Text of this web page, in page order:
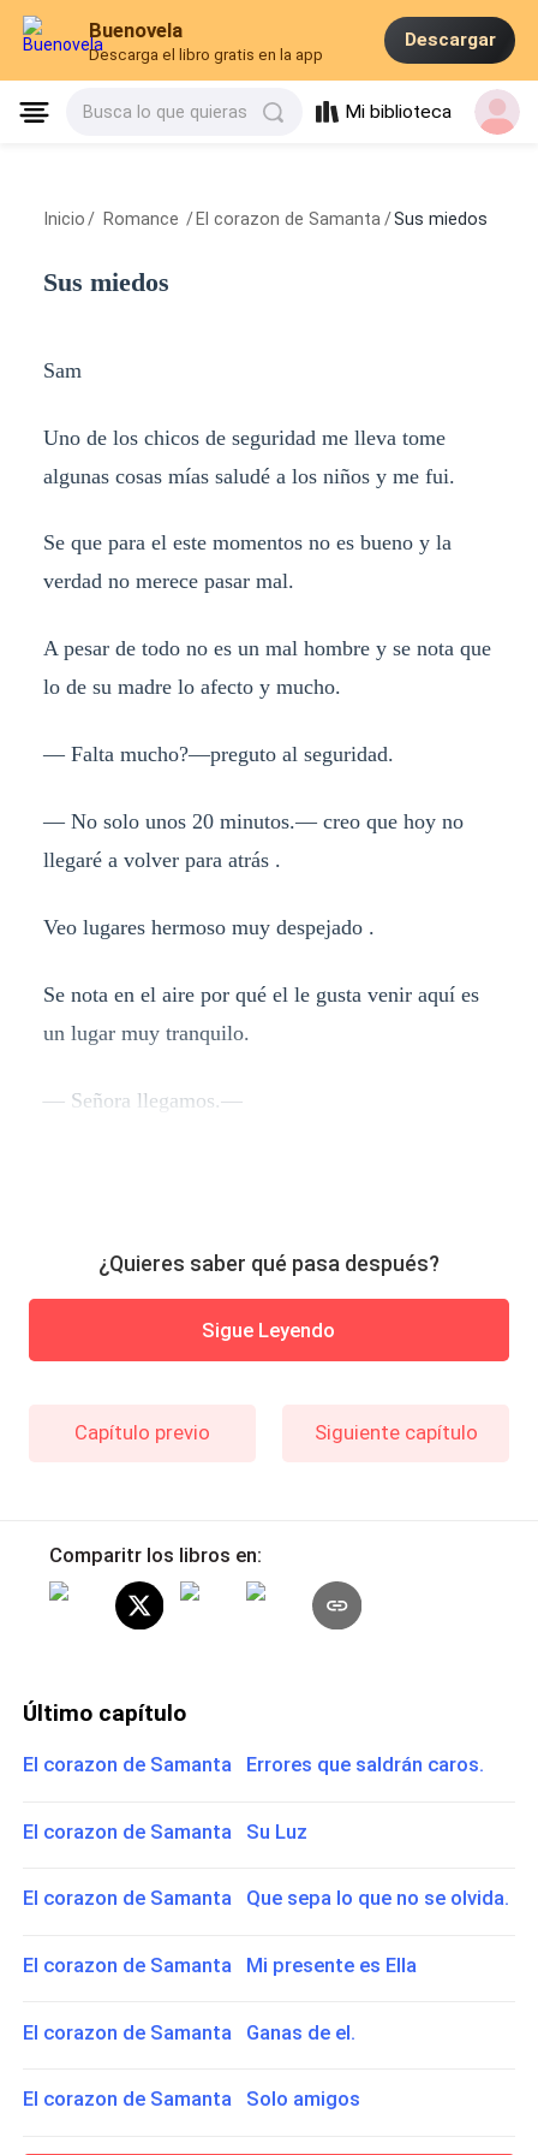
Buenovela
Descarga el libro gratis en la app
Descargar
Busca lo que quieras Mi biblioteca
Inicio / Romance / El corazon de Samanta /Sus miedos
Sus miedos
Sam
Uno de los chicos de seguridad me lleva tome
algunas cosas mías saludé a los niños y me fui.
Se que para el este momentos no es bueno y la
verdad no merece pasar mal.
A pesar de todo no es un mal hombre y se nota que
lo de su madre lo afecto y mucho.
— Falta mucho?—preguto al seguridad.
— No solo unos 20 minutos.— creo que hoy no
llegaré a volver para atrás .
Veo lugares hermoso muy despejado .
Se nota en el aire por qué el le gusta venir aquí es
un lugar muy tranquilo.
— Señora llegamos.—
¿Quieres saber qué pasa después?
Sigue Leyendo
Capítulo previo Siguiente capítulo
Comparitr los libros en:
Último capítulo
El corazon de Samanta Errores que saldrán caros.
El corazon de Samanta Su Luz
El corazon de Samanta Que sepa lo que no se olvida.
El corazon de Samanta Mi presente es Ella
El corazon de Samanta Ganas de el.
El corazon de Samanta Solo amigos